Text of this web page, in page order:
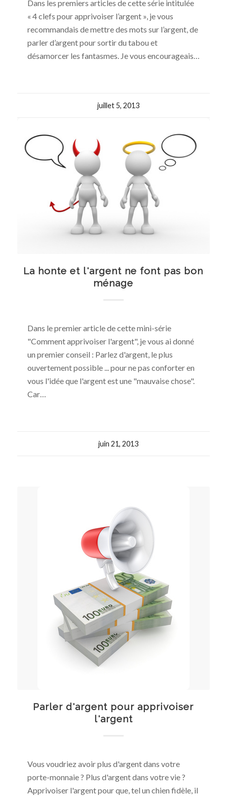
Dans les premiers articles de cette série intitulée
« 4 clefs pour apprivoiser l’argent », je vous
recommandais de mettre des mots sur l’argent, de
parler d’argent pour sortir du tabou et
désamorcer les fantasmes. Je vous encourageais…
juillet 5, 2013
La honte et l'argent ne font pas bon
ménage
Dans le premier article de cette mini-série
"Comment apprivoiser l'argent", je vous ai donné
un premier conseil : Parlez d'argent, le plus
ouvertement possible ... pour ne pas conforter en
vous l'idée que l'argent est une "mauvaise chose".
Car…
juin 21, 2013
Parler d'argent pour apprivoiser
l'argent
Vous voudriez avoir plus d'argent dans votre
porte-monnaie ? Plus d'argent dans votre vie ?
Apprivoiser l'argent pour que, tel un chien fidèle, il